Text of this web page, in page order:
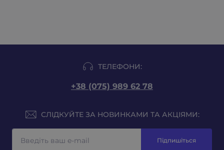
ТЕЛЕФОНИ:
+38 (075) 989 62 78
СЛІДКУЙТЕ ЗА НОВИНКАМИ ТА АКЦІЯМИ:
Підпишіться